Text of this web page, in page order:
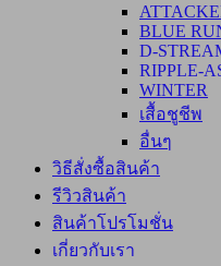
BLUE
D-
RIPPLE-
WINTER
เสื้อชูชีพ
อื่นๆ
วิธีสั่งซื้อสินค้า
รีวิวสินค้า
สินค้าโปรโมชั่น
เกี่ยวกับเรา